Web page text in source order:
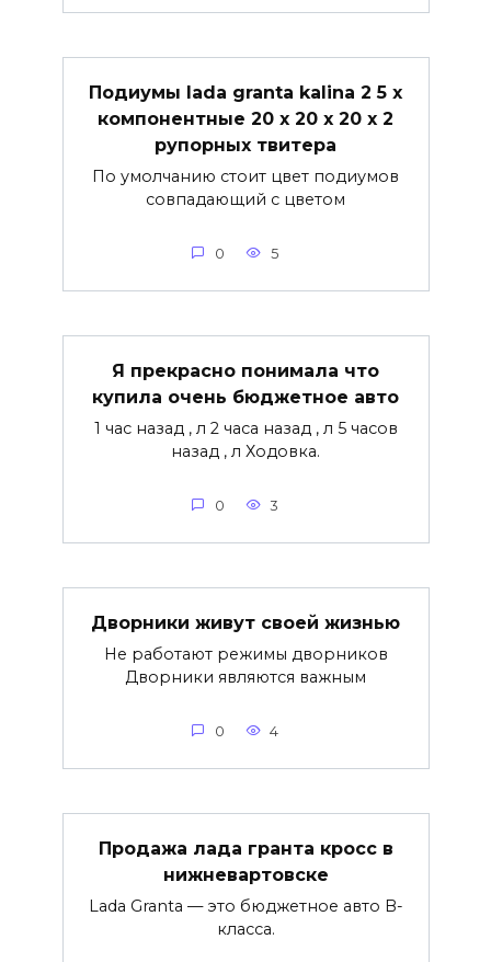
Подиумы lada granta kalina 2 5 х
компонентные 20 х 20 х 20 х 2
рупорных твитера
По умолчанию стоит цвет подиумов
совпадающий с цветом
0 5
Я прекрасно понимала что
купила очень бюджетное авто
1 час назад , л 2 часа назад , л 5 часов
назад , л Ходовка.
0 3
Дворники живут своей жизнью
Не работают режимы дворников
Дворники являются важным
0 4
Продажа лада гранта кросс в
нижневартовске
Lada Granta — это бюджетное авто B-
класса.